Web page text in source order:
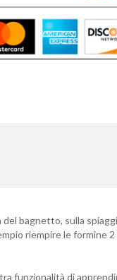
bagnetto, sulla
riempire le formine 2
funzionalità di